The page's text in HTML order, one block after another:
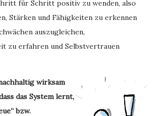
für Schritt positiv zu wenden, also
Stärken und Fähigkeiten zu erkennen
auszugleichen,
zu erfahren und Selbstvertrauen
wirksam
das System lernt,
bzw.